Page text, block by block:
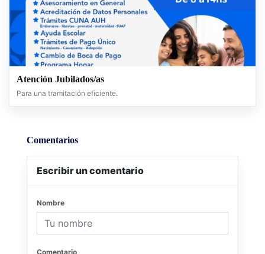
Atención Jubilados/as
Para una tramitación eficiente.
Comentarios
Escribir un comentario
Nombre
Comentario